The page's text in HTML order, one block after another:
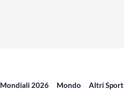
Mondiali 2026 Mondo Altri Sport